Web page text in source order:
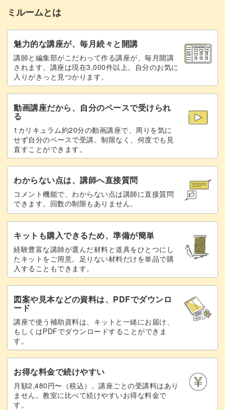
完成
アレンジ方法
ミルームとは
魅力的な講座が、毎月続々と開講
講師と編集部がこだわって作る講座が、毎月開講
されます。講座は現在3,000件以上。自分のお気に
入りがきっと見つかります。
動画講座だから、自分のペースで受けられ
る
1カリキュラム約20分の動画講座で、周りを気に
せず自分のペースで受講。制限なく、何度でも見
直すことができます。
わからない点は、講師へ直接質問
コメント機能で、わからない点は講師に直接質問
できます。回数の制限もありません。
キットも購入できるため、準備が簡単
経験豊富な講師が選んだ材料と道具をひとつにし
たキットをご用意。足りない材料だけを単品で購
入することもできます。
図案や見本などの資料は、PDFでダウンロ
ード
講座で使う補助資料は、キットと一緒にお届け、
もしくはPDFでダウンロードすることができま
す。
お得な料金で続けやすい
月額2,480円〜（税込）。講座ごとの受講料はあり
ません。教室に比べて続けやすいお得な料金で
す。